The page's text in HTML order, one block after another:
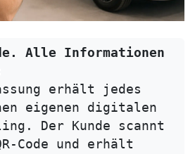
Alle Informationen
erhält jedes
eigenen digitalen
Der Kunde scannt
Code und erhält